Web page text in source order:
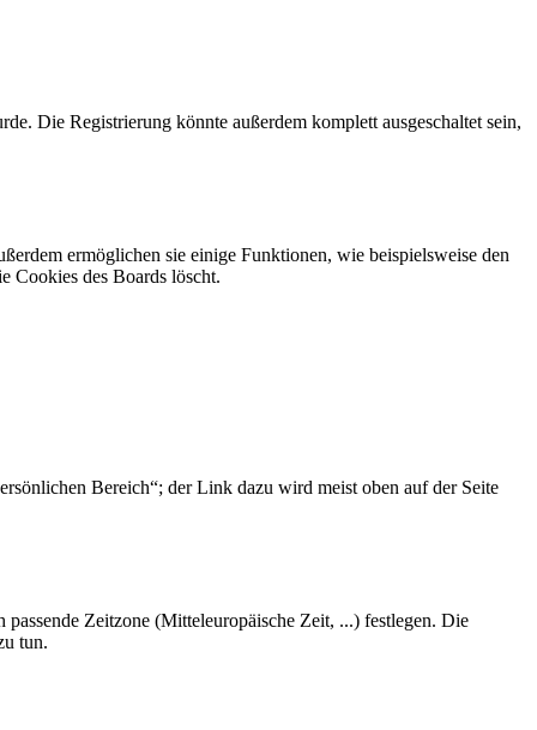
Die Registrierung könnte außerdem komplett ausgeschaltet sein,
ermöglichen sie einige Funktionen, wie beispielsweise den
Cookies des Boards löscht.
Bereich“; der Link dazu wird meist oben auf der Seite
Zeitzone (Mitteleuropäische Zeit, ...) festlegen. Die
tun.